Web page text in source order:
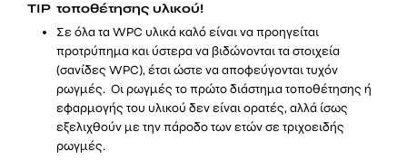
TIP τοποθέτησης υλικού!
Σε όλα τα WPC υλικά καλό είναι να προηγείται
προτρύπημα και ύστερα να βιδώνονται τα στοιχεία
(σανίδες WPC), έτσι ώστε να αποφεύγονται τυχόν
ρωγμές. Οι ρωγμές το πρώτο διάστημα τοποθέτησης ή
εφαρμογής του υλικού δεν είναι ορατές, αλλά ίσως
εξελιχθούν με την πάροδο των ετών σε τριχοειδής
ρωγμές.